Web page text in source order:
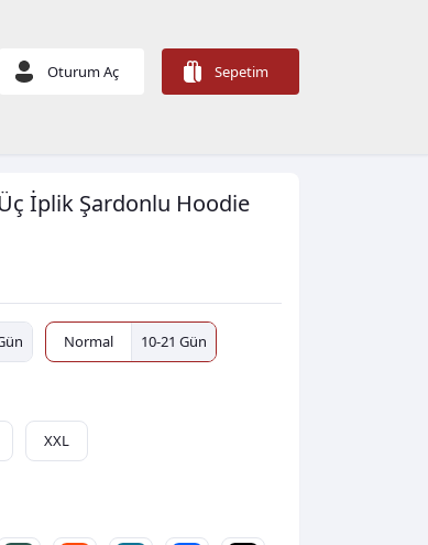
Oturum Aç Sepetim
İplik Şardonlu Hoodie
Normal 10-21 Gün
XXL